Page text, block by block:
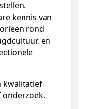
rond
en